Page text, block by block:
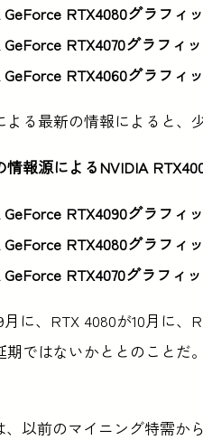
GeForce RTX4080グラフィ
GeForce RTX4070グラフィ
GeForce RTX4060グラフィ
る最新の情報によると、
情報源によるNVIDIA
GeForce RTX4090グラフィ
GeForce RTX4080グラフィ
GeForce RTX4070グラフィ
に、RTX 4080が10月に、
期ではないかととのことだ
、以前のマイニング特需